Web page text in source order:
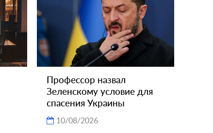
Профессор назвал
Зеленскому условие для
спасения Украины
10/08/2026